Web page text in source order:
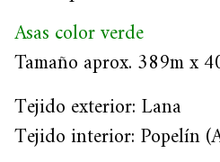
Asas color verde
Tamaño aprox. 389m x
Tejido exterior: Lana
Tejido interior: Popelín